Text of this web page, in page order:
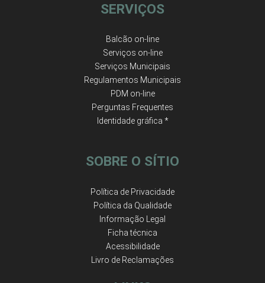
SERVIÇOS
Balcão on-line
Serviços on-line
Serviços Municipais
Regulamentos Municipais
PDM on-line
Perguntas Frequentes
Identidade gráfica *
SOBRE O SÍTIO
Política de Privacidade
Política da Qualidade
Informação Legal
Ficha técnica
Acessibilidade
Livro de Reclamações